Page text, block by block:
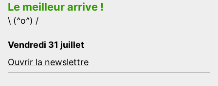
Le meilleur arrive !
\ (^o^) /
Vendredi 31 juillet
Ouvrir la newslettre